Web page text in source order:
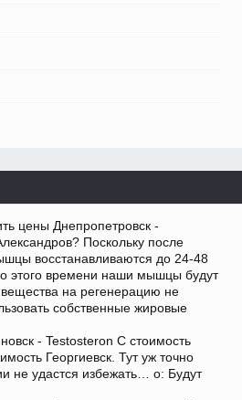
цены Днепропетровск -
Поскольку после
восстанавливаются до 24-48
этого времени наши мышцы будут
на регенерацию не
собственные жировые
- Testosteron C стоимость
Георгиевск. Тут уж точно
не удастся избежать… о: Будут